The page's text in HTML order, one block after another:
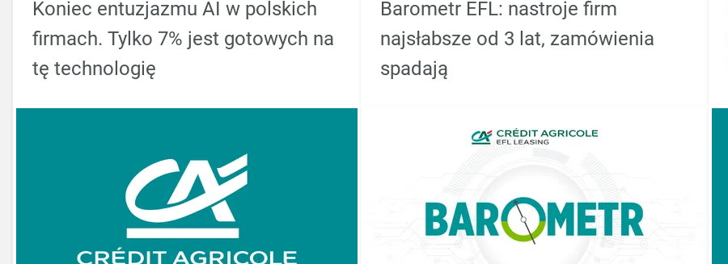
Koniec entuzjazmu AI w polskich
firmach. Tylko 7% jest gotowych na
tę technologię
Barometr EFL: nastroje firm
najsłabsze od 3 lat, zamówienia
spadają